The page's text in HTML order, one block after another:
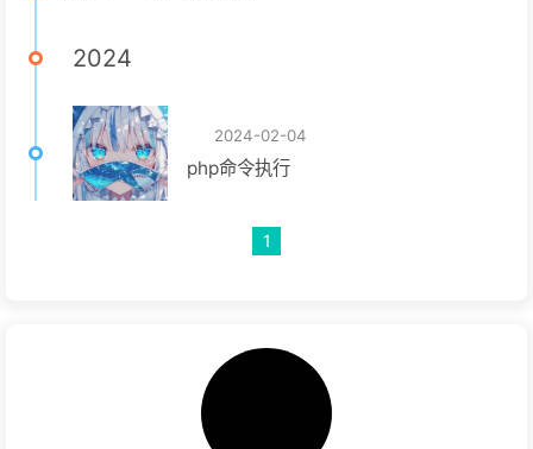
2024
2024-02-04
php命令执行
1